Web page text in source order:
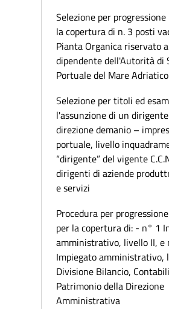
Selezione per
la copertura di n. 3 posti
Pianta Organica riservato
dipendente dell'Autorità di
Portuale del Mare
Selezione per titoli ed
l'assunzione di un
direzione demanio –
portuale, livello
“dirigente” del vigente
dirigenti di aziende
e servizi
Procedura per
per la copertura di: - n° 1
amministrativo, livello II, e
Impiegato amministrativo,
Divisione Bilancio,
Patrimonio della Direzione
Amministrativa